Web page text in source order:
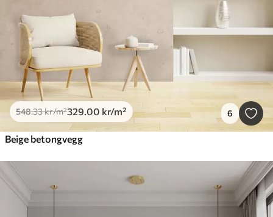
548.33kr/m²329.00 kr/m² 6
Beige betongvegg